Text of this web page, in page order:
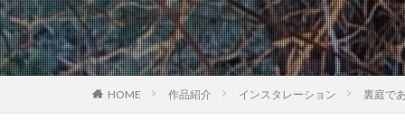
HOME 作品紹介 インスタレーション 裏庭で